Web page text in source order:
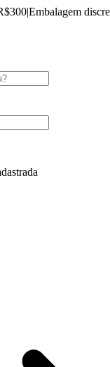
|Embalagem